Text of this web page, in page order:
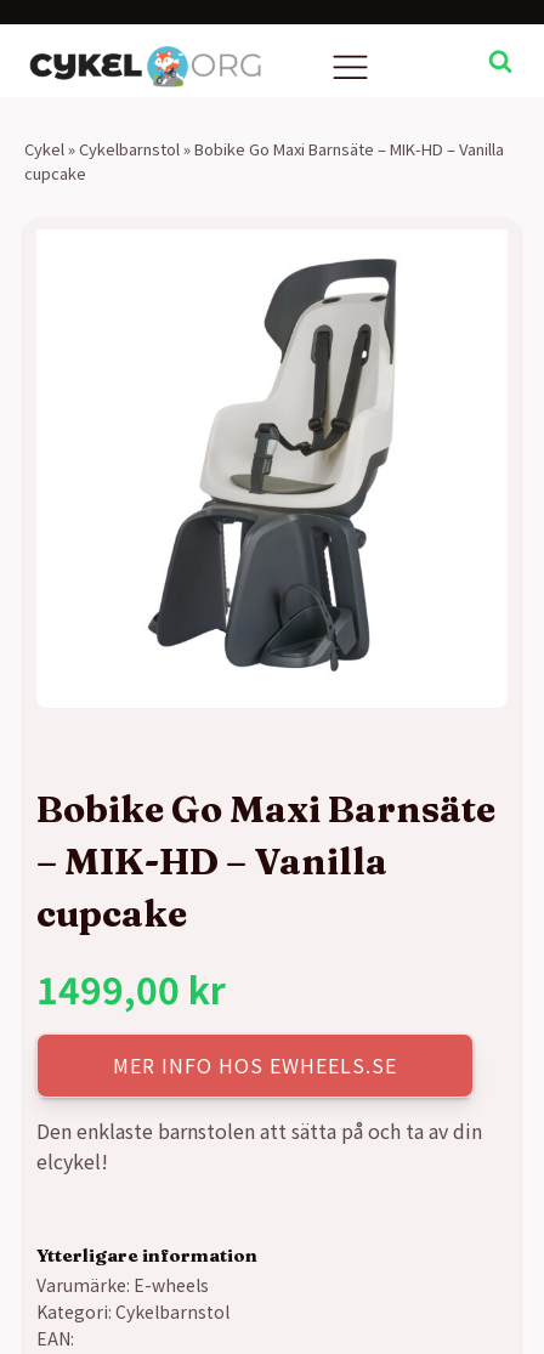
Cykel »Cykelbarnstol »Bobike Go Maxi Barnsäte – MIK-HD – Vanilla
cupcake
Bobike Go Maxi Barnsäte
– MIK-HD – Vanilla
cupcake
1499,00 kr
MER INFO HOS EWHEELS.SE
Den enklaste barnstolen att sätta på och ta av din
elcykel!
Ytterligare information
Varumärke: E-wheels
Kategori: Cykelbarnstol
EAN: